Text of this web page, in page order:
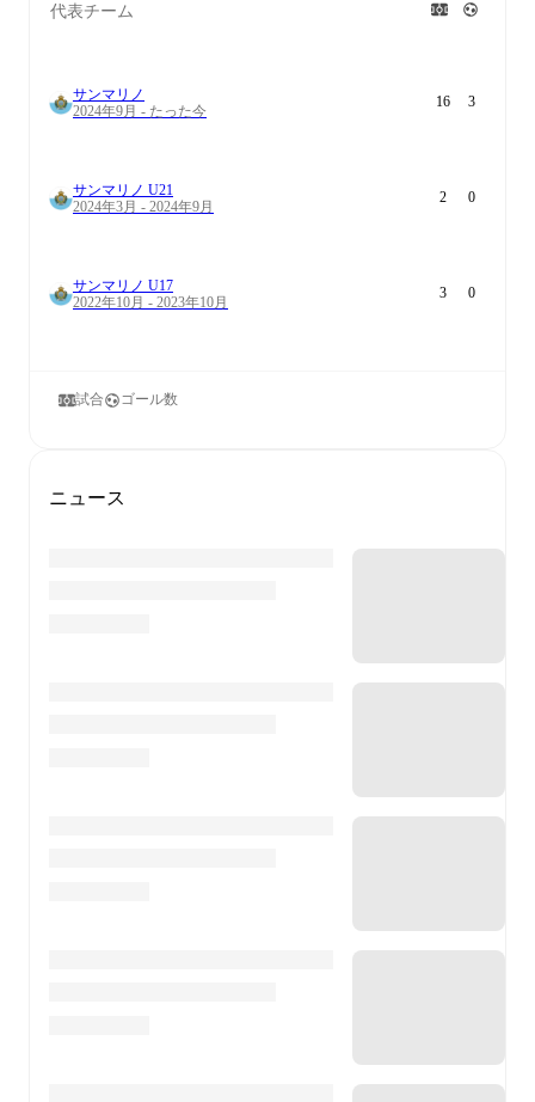
代表チーム
サンマリノ
2024年9月 - たった今
16 3
サンマリノ U21
2024年3月 - 2024年9月
2 0
サンマリノ U17
2022年10月 - 2023年10月
3 0
試合 ゴール数
ニュース